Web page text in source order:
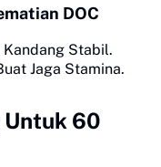
DOC
Kandang Stabil.
Jaga Stamina.
Untuk 60